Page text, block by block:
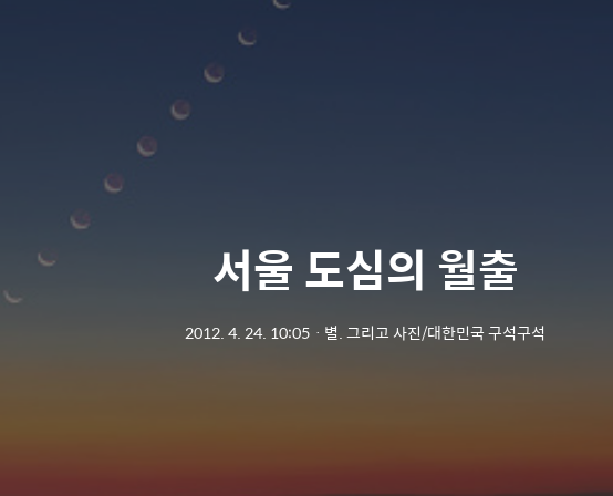
서울 도심의 월출
2012. 4. 24. 10:05 ㆍ 별. 그리고 사진/대한민국 구석구석